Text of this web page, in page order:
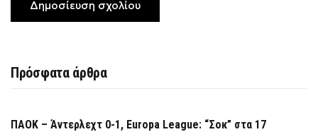
Πρόσφατα άρθρα
ΠΑΟΚ – Άντερλεχτ 0-1, Europa League: “Σοκ” στα 17